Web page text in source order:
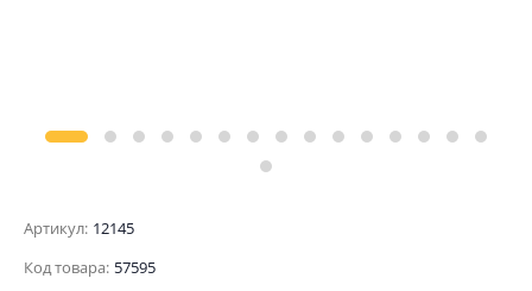
Артикул: 12145
Код товара: 57595